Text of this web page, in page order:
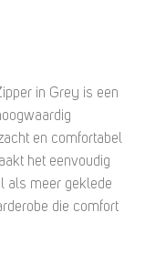
in Grey is een
en comfortabel
het eenvoudig
als meer geklede
die comfort